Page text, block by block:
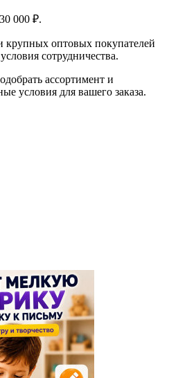
000 ₽.
крупных оптовых покупателей
сотрудничества.
ассортимент и
условия для вашего заказа.